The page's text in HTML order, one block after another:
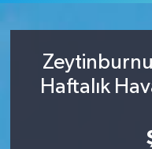
Zeytinburnu
Haftalık
Tüm Manşetler